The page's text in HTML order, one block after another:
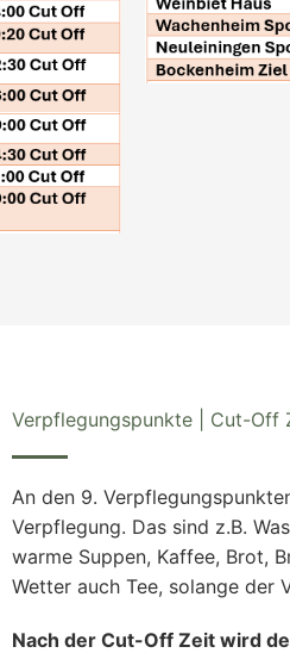
Verpflegungspunkte | Cut-Off
An den 9.
Verpflegung. Das sind z.B.
warme Suppen, Kaffee, Brot,
Wetter auch Tee, solange der
Nach der Cut-Off Zeit wird